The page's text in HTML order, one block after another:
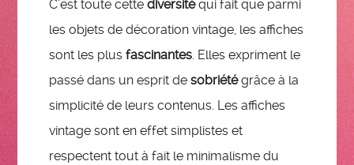
C’est toute cettediversitéqui fait que parmi
les objets de décoration vintage, les affiches
sont les plusfascinantes. Elles expriment le
passé dans un esprit desobriétégrâce à la
simplicité de leurs contenus. Les affiches
vintage sont en effet simplistes et
respectent tout à fait le minimalisme du